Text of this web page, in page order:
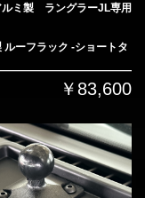
ルミ製 ラングラーJL専用
ルーフラック -ショートタ
￥83,600